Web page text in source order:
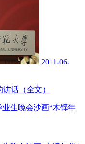
2011-06-
话（全文）